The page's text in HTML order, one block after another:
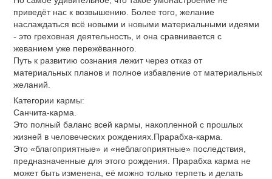
приведёт нас к возвышению. Более того, желание
наслаждаться всё новыми и новыми материальными идеями
- это греховная деятельность, и она сравнивается с
жеванием уже пережёванного.
Путь к развитию сознания лежит через отказ от
материальных планов и полное избавление от материальных
желаний.
Категории кармы:
Санчита-карма.
Это полный баланс всей кармы, накопленной с прошлых
жизней в человеческих рождениях.Прарабха-карма.
Это «благоприятные» и «неблагоприятные» последствия,
предназначенные для этого рождения. Прарабха карма не
может быть изменена, её можно только терпеть и делать